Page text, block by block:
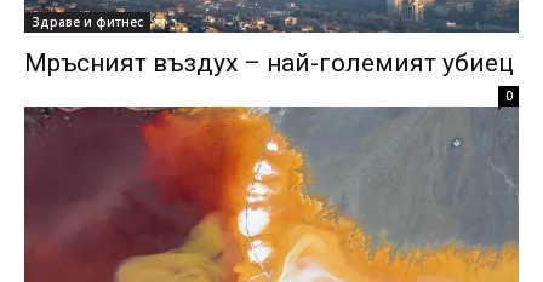
Здраве и фитнес
Мръсният въздух – най-големият убиец
0